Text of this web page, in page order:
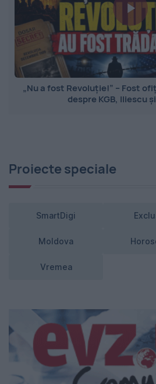
„Nu a fost Revoluție!” – Fost
despre KGB, Iliescu
Proiecte speciale
SmartDigi
Moldova
Vremea